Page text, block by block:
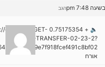
הגב
– https://graph.org/GET-
BITCOIN-TRANSFER-02-23-2?
🔈
אורח